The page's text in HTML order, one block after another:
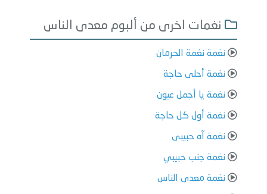
نغمات اخرى من ألبوم معدى الناس
نغمة نغمة الحرمان
نغمة أحلى حاجة
نغمة يا أجمل عيون
نغمة أول كل حاجة
نغمة آه حبيبى
نغمة جنب حبيبي
نغمة معدى الناس